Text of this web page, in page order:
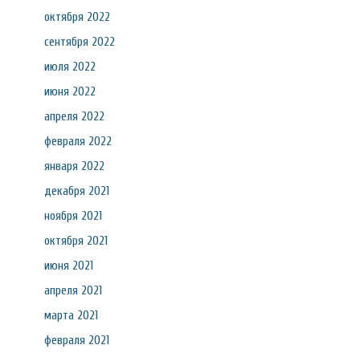
октября 2022
сентября 2022
июля 2022
июня 2022
апреля 2022
февраля 2022
января 2022
декабря 2021
ноября 2021
октября 2021
июня 2021
апреля 2021
марта 2021
февраля 2021